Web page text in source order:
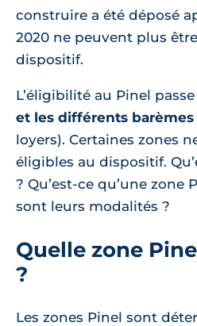
construire a été déposé
2020 ne peuvent plus
dispositif.
L’éligibilité au Pinel
et les différents barèmes
loyers). Certaines zones
éligibles au dispositif.
? Qu’est-ce qu’une zone
sont leurs modalités ?
Quelle zone
?
Les zones Pinel sont